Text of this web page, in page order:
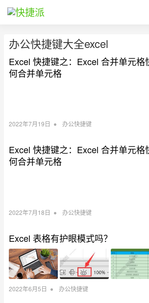
办公快捷键大全excel
Excel 快捷键之：Excel 合并单元格
何合并单元格
2022年7月19日 • 办公快捷键
Excel 快捷键之：Excel 合并单元格
何合并单元格
2022年7月18日 • 办公快捷键
Excel 表格有护眼模式吗？
2022年6月5日 • 办公快捷键